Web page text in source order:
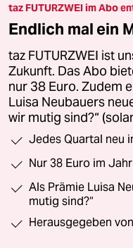
taz FUTURZWEI im Abo
Endlich mal ein
taz FUTURZWEI ist
Zukunft. Das Abo
nur 38 Euro. Zudem
Luisa Neubauers
wir mutig sind?“
Jedes Quartal neu
Nur 38 Euro im Jahr
Als Prämie Luisa
mutig sind?“
Herausgegeben